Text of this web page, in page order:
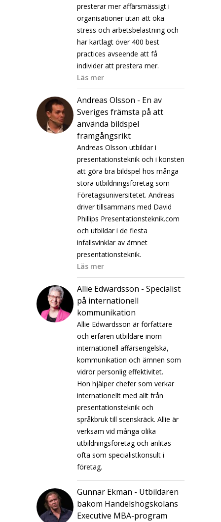
presterar mer affärsmässigt i
organisationer utan att öka
stress och arbetsbelastning och
har kartlagt över 400 best
practices avseende att få
individer att prestera mer.
Läs mer
Andreas Olsson - En av
Sveriges främsta på att
använda bildspel
framgångsrikt
Andreas Olsson utbildar i
presentationsteknik och i konsten
att göra bra bildspel hos många
stora utbildningsföretag som
Företagsuniversitetet. Andreas
driver tillsammans med David
Phillips Presentationsteknik.com
och utbildar i de flesta
infallsvinklar av ämnet
presentationsteknik.
Läs mer
Allie Edwardsson - Specialist
på internationell
kommunikation
Allie Edwardsson är författare
och erfaren utbildare inom
internationell affärsengelska,
kommunikation och ämnen som
vidrör personlig effektivitet.
Hon hjälper chefer som verkar
internationellt med allt från
presentationsteknik och
språkbruk till scenskräck. Allie är
verksam vid många olika
utbildningsföretag och anlitas
ofta som specialistkonsult i
företag.
Gunnar Ekman - Utbildaren
bakom Handelshögskolans
Executive MBA-program